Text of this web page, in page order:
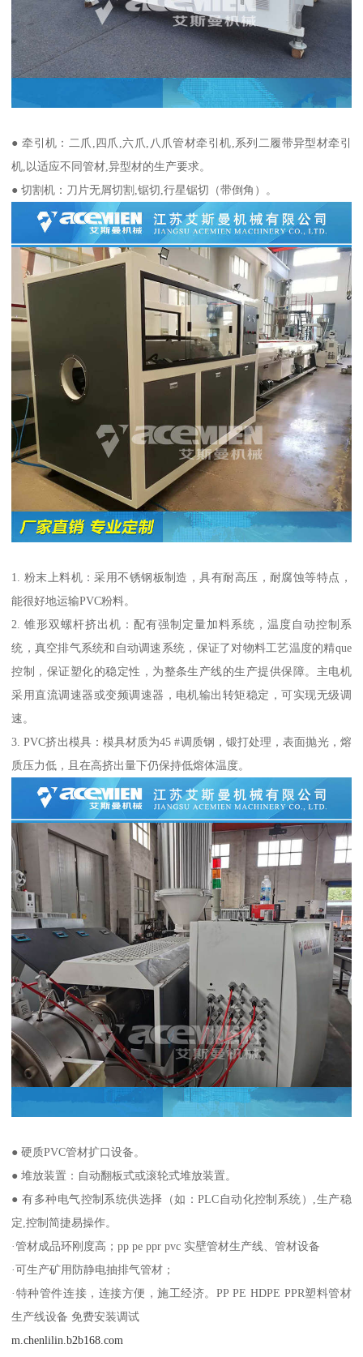
● 牵引机：二爪,四爪,六爪,八爪管材牵引机,系列二履带异型材牵引
机,以适应不同管材,异型材的生产要求。
● 切割机：刀片无屑切割,锯切,行星锯切（带倒角）。
1. 粉末上料机：采用不锈钢板制造，具有耐高压，耐腐蚀等特点，
能很好地运输PVC粉料。
2. 锥形双螺杆挤出机：配有强制定量加料系统，温度自动控制系
统，真空排气系统和自动调速系统，保证了对物料工艺温度的精que
控制，保证塑化的稳定性，为整条生产线的生产提供保障。主电机
采用直流调速器或变频调速器，电机输出转矩稳定，可实现无级调
速。
3. PVC挤出模具：模具材质为45 #调质钢，锻打处理，表面抛光，熔
质压力低，且在高挤出量下仍保持低熔体温度。
● 硬质PVC管材扩口设备。
● 堆放装置：自动翻板式或滚轮式堆放装置。
● 有多种电气控制系统供选择（如：PLC自动化控制系统）,生产稳
定,控制简捷易操作。
·管材成品环刚度高；pp pe ppr pvc 实壁管材生产线、管材设备
·可生产矿用防静电抽排气管材；
·特种管件连接，连接方便，施工经济。PP PE HDPE PPR塑料管材
生产线设备 免费安装调试
m.chenlilin.b2b168.com